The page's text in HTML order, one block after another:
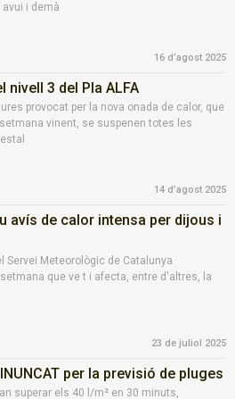
i demà
16 d’agost 2025
nivell 3 del Pla ALFA
provocat per la nova onada de calor, que
vinent, se suspenen totes les
14 d’agost 2025
avís de calor intensa per dijous i
Servei Meteorològic de Catalunya
que ve t i afecta, entre d'altres, la
23 de juliol 2025
per la previsió de pluges
superar els 40 l/m² en 30 minuts,